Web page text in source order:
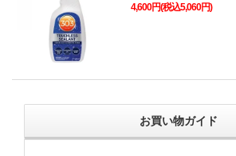
4,600円(税込5,060円)
お買い物ガイド